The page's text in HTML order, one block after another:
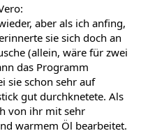
aber als ich anfing,
sie sich doch an
(allein, wäre für zwei
das Programm
sie schon sehr auf
gut durchknetete. Als
von ihr mit sehr
warmem Öl bearbeitet.